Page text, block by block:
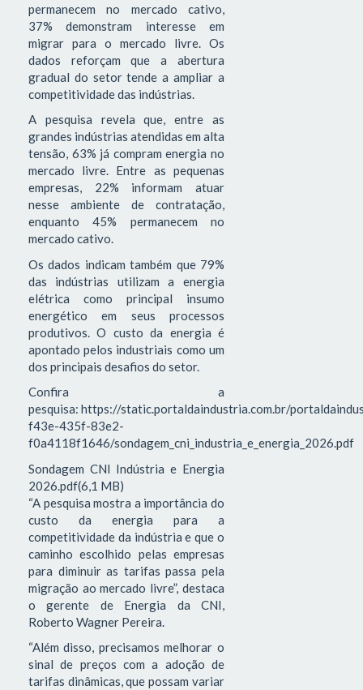
permanecem no mercado cativo,
37% demonstram interesse em
migrar para o mercado livre. Os
dados reforçam que a abertura
gradual do setor tende a ampliar a
competitividade das indústrias.
A pesquisa revela que, entre as
grandes indústrias atendidas em alta
tensão, 63% já compram energia no
mercado livre. Entre as pequenas
empresas, 22% informam atuar
nesse ambiente de contratação,
enquanto 45% permanecem no
mercado cativo.
Os dados indicam também que 79%
das indústrias utilizam a energia
elétrica como principal insumo
energético em seus processos
produtivos. O custo da energia é
apontado pelos industriais como um
dos principais desafios do setor.
Confira a
pesquisa: https://static.portaldaindustria.com.br/
f43e-435f-83e2-
f0a4118f1646/sondagem_cni_industria_e_energia_2026.pdf
Sondagem CNI Indústria e Energia
2026.pdf(6,1 MB)
“A pesquisa mostra a importância do
custo da energia para a
competitividade da indústria e que o
caminho escolhido pelas empresas
para diminuir as tarifas passa pela
migração ao mercado livre”, destaca
o gerente de Energia da CNI,
Roberto Wagner Pereira.
“Além disso, precisamos melhorar o
sinal de preços com a adoção de
tarifas dinâmicas, que possam variar